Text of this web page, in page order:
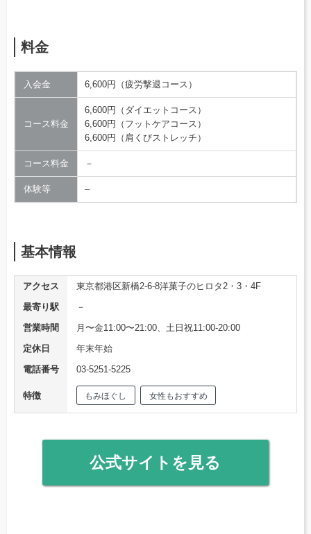
料金
入会金 6,600円（疲労撃退コース）
コース料金
6,600円（ダイエットコース）
6,600円（フットケアコース）
6,600円（肩くびストレッチ）
コース料金 －
体験等 –
基本情報
アクセス
東京都港区新橋2-6-8洋菓子のヒロタ2・3・4F
最寄り駅
－
営業時間
月〜金11:00〜21:00、土日祝11:00-20:00
定休日
年末年始
電話番号
03-5251-5225
特徴 もみほぐし 女性もおすすめ
公式サイトを見る